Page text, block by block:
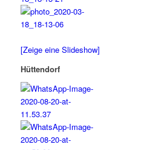
[Zeige eine Slideshow]
Hüttendorf